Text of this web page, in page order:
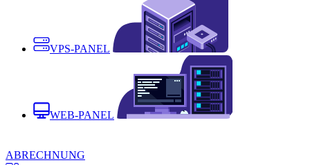
VPS-PANEL
WEB-PANEL
ABRECHNUNG